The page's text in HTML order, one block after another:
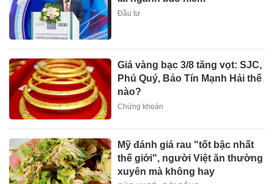
Đầu tư
Giá vàng bạc 3/8 tăng vọt: SJC,
Phú Quý, Bảo Tín Mạnh Hải thế
nào?
Chứng khoán
Mỹ đánh giá rau "tốt bậc nhất
thế giới", người Việt ăn thường
xuyên mà không hay